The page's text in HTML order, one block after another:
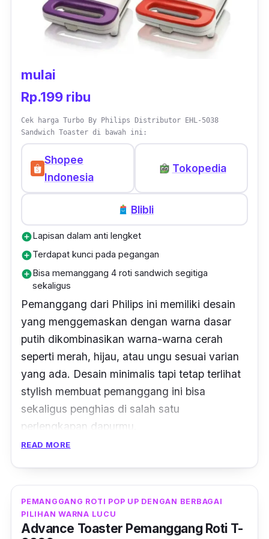
jumlah banyak. Terlebih lagi oven ini
menyediakan nampan sebagai wadah atau
tempat menyimpan makanan untuk
dipanggang.
mulai
Rp.199 ribu
Cek harga Turbo By Philips Distributor EHL-5038
Sandwich Toaster di bawah ini:
Shopee
Indonesia
Tokopedia
Blibli
add_circle Lapisan dalam anti lengket
add_circleTerdapat kunci pada pegangan
add_circle Bisa memanggang 4 roti sandwich segitiga
sekaligus
Pemanggang dari Philips ini memiliki desain
yang menggemaskan dengan warna dasar
putih dikombinasikan warna-warna cerah
seperti merah, hijau, atau ungu sesuai varian
yang ada. Desain minimalis tapi tetap terlihat
stylish membuat pemanggang ini bisa
sekaligus penghias di salah satu
perlengkapan dapurmu.
atau minyak karena lapisan anti lengket ini.
Kamu bisa memanggang roti dengan bentuk
READ MORE
PEMANGGANG ROTI POP UP DENGAN BERBAGAI
PILIHAN WARNA LUCU
Advance Toaster Pemanggang Roti T-